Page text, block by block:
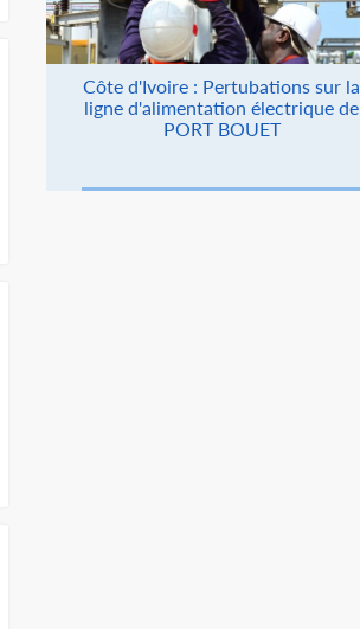
Côte d'Ivoire : Pertubations sur la
ligne d'alimentation électrique de
PORT BOUET